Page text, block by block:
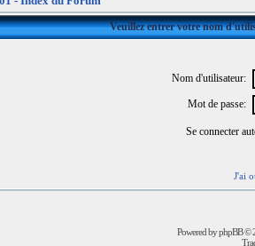
Veuillez entrer votre nom
Nom d'utilisateur:
Mot de passe:
Se connecter
J'ai
Powered byphpBB©